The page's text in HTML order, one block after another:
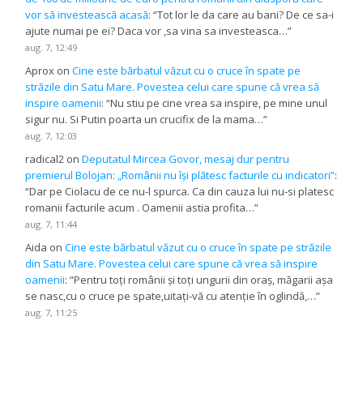
vor să investească acasă: “Tot lor le da care au bani? De ce sa-i
ajute numai pe ei? Daca vor ,sa vina sa investeasca…”
aug. 7, 12:49
Aprox onCine este bărbatul văzut cu o cruce în spate pe
străzile din Satu Mare. Povestea celui care spune că vrea să
inspire oamenii: “Nu stiu pe cine vrea sa inspire, pe mine unul
sigur nu. Si Putin poarta un crucifix de la mama…”
aug. 7, 12:03
radical2 onDeputatul Mircea Govor, mesaj dur pentru
premierul Bolojan: „Românii nu își plătesc facturile cu indicatori”:
“Dar pe Ciolacu de ce nu-l spurca. Ca din cauza lui nu-si platesc
romanii facturile acum . Oamenii astia profita…”
aug. 7, 11:44
Aida onCine este bărbatul văzut cu o cruce în spate pe străzile
din Satu Mare. Povestea celui care spune că vrea să inspire
oamenii: “Pentru toți românii și toți ungurii din oraș, măgarii așa
se nasc,cu o cruce pe spate,uitați-vă cu atenție în oglindă,…”
aug. 7, 11:25